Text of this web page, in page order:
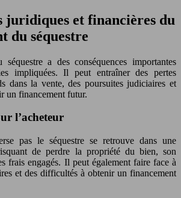
juridiques et financières du
du séquestre
a des conséquences importantes
impliquées. Il peut entraîner des pertes
dans la vente, des poursuites judiciaires et
un financement futur.
l’acheteur
pas le séquestre se retrouve dans une
de perdre la propriété du bien, son
frais engagés. Il peut également faire face à
et des difficultés à obtenir un financement